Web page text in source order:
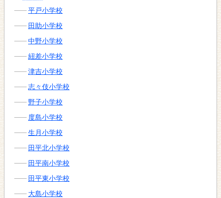
平戸小学校
田助小学校
中野小学校
紐差小学校
津吉小学校
志々伎小学校
野子小学校
度島小学校
生月小学校
田平北小学校
田平南小学校
田平東小学校
大島小学校